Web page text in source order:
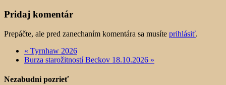
Pridaj komentár
Prepáčte, ale pred zanechaním komentára sa musíte prihlásiť.
« Tyrnhaw 2026
Burza starožitností Beckov 18.10.2026 »
Nezabudni pozrieť